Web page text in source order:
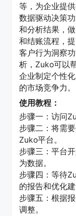
等，为企业提
数据驱动决策
和分析结果，
和结账流程，
客户行为洞察
析，Zuko可以
企业制定个性
的市场竞争力。
使用教程：
步骤一：访问
步骤二：将需
Zuko平台。
步骤三：平台
为数据。
步骤四：等待
的报告和优化建
步骤五：根据
调整。